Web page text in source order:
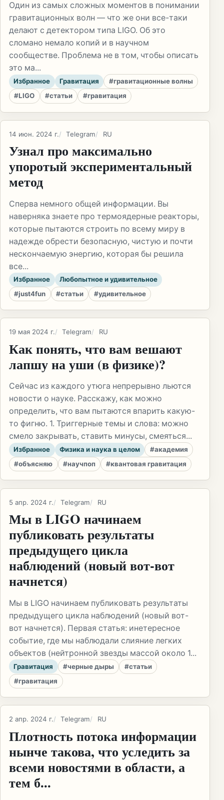
Один из самых сложных моментов в понимании
гравитационных волн — что же они все-таки
делают с детектором типа LIGO. Об это
сломано немало копий и в научном
сообществе. Проблема не в том, чтобы описать
это ма...
Избранное Гравитация
#гравитационные волны
#LIGO
#статьи #гравитация
14 июн. 2024 г. Telegram RU
Узнал про максимально
упоротый экспериментальный
метод
Сперва немного общей информации. Вы
наверняка знаете про термоядерные реакторы,
которые пытаются строить по всему миру в
надежде обрести безопасную, чистую и почти
нескончаемую энергию, которая бы решила
все...
Избранное
Любопытное и удивительное
#just4fun
#статьи #удивительное
19 мая 2024 г. Telegram RU
Как понять, что вам вешают
лапшу на уши (в физике)?
Сейчас из каждого утюга непрерывно льются
новости о науке. Расскажу, как можно
определить, что вам пытаются впарить какую-
то фигню. 1. Триггерные темы и слова: можно
смело закрывать, ставить минусы, смеяться...
Избранное Физика и наука в целом
#академия
#объясняю
#научпоп #квантовая гравитация
5 апр. 2024 г. Telegram RU
Мы в LIGO начинаем
публиковать результаты
предыдущего цикла
наблюдений (новый вот-вот
начнется)
Мы в LIGO начинаем публиковать результаты
предыдущего цикла наблюдений (новый вот-
вот начнется). Первая статья: инетересное
событие, где мы наблюдали слияние легких
объектов (нейтронной звезды массой около 1...
Гравитация #черные дыры
#статьи
#гравитация
2 апр. 2024 г. Telegram RU
Плотность потока информации
нынче такова, что уследить за
всеми новостями в области, а
тем б...